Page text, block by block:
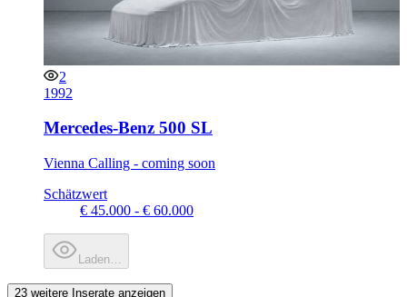
2
1992
Mercedes-Benz 500 SL
Vienna Calling - coming soon
Schätzwert
€ 45.000 - € 60.000
Laden…
23 weitere Inserate anzeigen